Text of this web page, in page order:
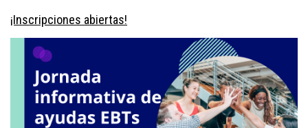
¡Inscripciones abiertas!